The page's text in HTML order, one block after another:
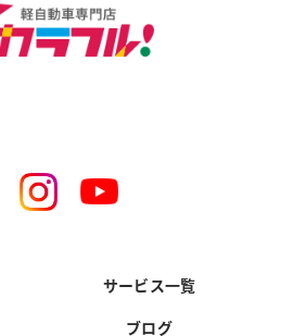
サービス一覧
ブログ